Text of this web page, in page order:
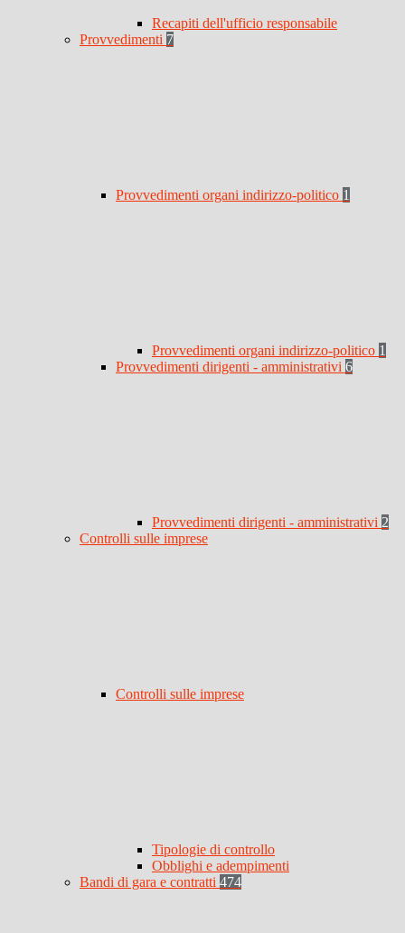
Recapiti dell'ufficio responsabile
Provvedimenti 7
Provvedimenti organi indirizzo-politico 1
Provvedimenti organi indirizzo-politico 1
Provvedimenti dirigenti - amministrativi 6
Provvedimenti dirigenti - amministrativi 2
Controlli sulle imprese
Controlli sulle imprese
Tipologie di controllo
Obblighi e adempimenti
Bandi di gara e contratti 474